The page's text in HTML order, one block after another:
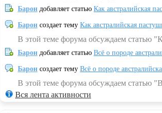
Барон добавляет статью Как австралийская
Барон создает тему Как австралийская
В этой теме форума обсуждаем статью
Барон добавляет статью Всё о породе
Барон создает тему Всё о породе
В этой теме форума обсуждаем статью
Вся лента активности